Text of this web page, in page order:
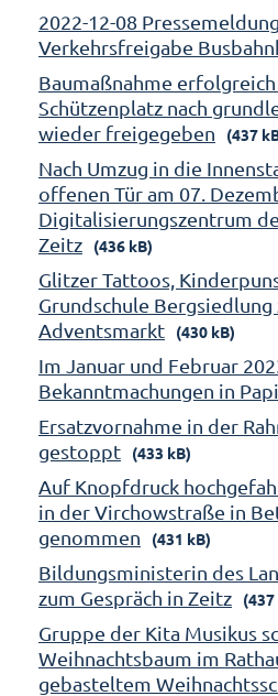
2022-12-08
Verkehrsfreigabe
Baumaßnahme erfolgreich
Schützenplatz nach
wieder freigegeben
(437
Nach Umzug in die
offenen Tür am 07.
Digitalisierungszentrum
Zeitz
(436 kB)
Glitzer Tattoos,
Grundschule
Adventsmarkt
(430 kB)
Im Januar und Februar
Bekanntmachungen in
Ersatzvornahme in der
gestoppt
(433 kB)
Auf Knopfdruck
in der Virchowstraße in
genommen
(431 kB)
Bildungsministerin des
zum Gespräch in Zeitz
(437
Gruppe der Kita Musikus
Weihnachtsbaum im
gebasteltem